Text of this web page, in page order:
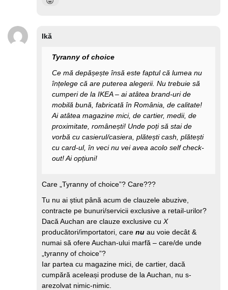
Ikă
Tyranny of choice
Ce mă depășește însă este faptul că lumea nu
înțelege că are puterea alegerii. Nu trebuie să
cumperi de la IKEA – ai atâtea brand-uri de
mobilă bună, fabricată în România, de calitate!
Ai atâtea magazine mici, de cartier, medii, de
proximitate, românești! Unde poți să stai de
vorbă cu casierul/casiera, plătești cash, plătești
cu card-ul, în veci nu vei avea acolo self check-
out! Ai opțiuni!
Care „Tyranny of choice”? Care???
Tu nu ai știut până acum de clauzele abuzive,
contracte pe bunuri/servicii exclusive a retail-urilor?
Dacă Auchan are clauze exclusive cu X
producători/importatori, care nu au voie decât &
numai să ofere Auchan-ului marfă – care/de unde
„tyranny of choice”?
Iar partea cu magazine mici, de cartier, dacă
cumpără aceleași produse de la Auchan, nu s-
arezolvat nimic-nimic.